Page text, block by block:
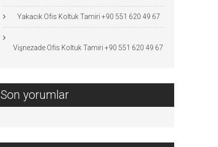
Yakacık Ofis Koltuk Tamiri +90 551 620 49 67
Vişnezade Ofis Koltuk Tamiri +90 551 620 49 67
Son yorumlar